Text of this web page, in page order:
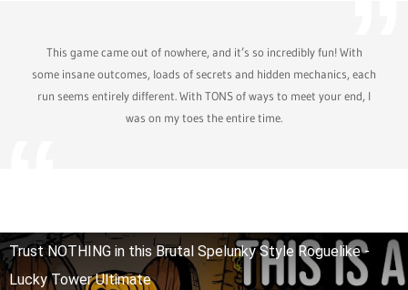
This game came out of nowhere, and it’s so incredibly fun! With
some insane outcomes, loads of secrets and hidden mechanics, each
run seems entirely different. With TONS of ways to meet your end, I
was on my toes the entire time.
Trust NOTHING in this Brutal Spelunky Style Roguelike -
Lucky Tower Ultimate